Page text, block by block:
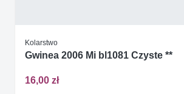
Kolarstwo
Gwinea 2006 Mi bl1081 Czyste **
16,00 zł